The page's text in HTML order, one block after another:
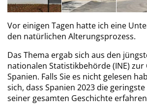
Vor einigen Tagen hatte ich eine
den natürlichen Alterungsprozess.
Das Thema ergab sich aus den
nationalen Statistikbehörde (INE)
Spanien. Falls Sie es nicht gelesen
sich, dass Spanien 2023 die
seiner gesamten Geschichte